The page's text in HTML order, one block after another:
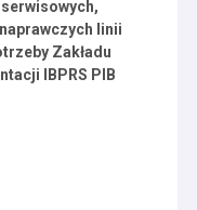
linii
Zakładu
IBPRS PIB